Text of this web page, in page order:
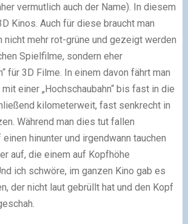
vermutlich auch der Name). In diesem
Kinos. Auch für diese braucht man
nicht mehr rot-grüne und gezeigt werden
Spielfilme, sondern eher
für 3D Filme. In einem davon fährt man
einer „Hochschaubahn“ bis fast in die
kilometerweit, fast senkrecht in
Während man dies tut fallen
hinunter und irgendwann tauchen
auf, die einem auf Kopfhöhe
ich schwöre, im ganzen Kino gab es
der nicht laut gebrüllt hat und den Kopf